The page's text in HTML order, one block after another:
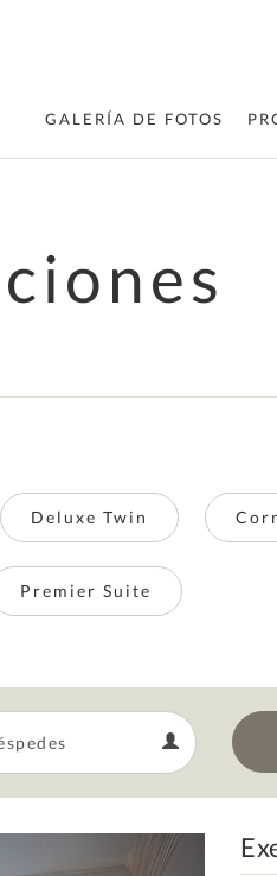
GALERÍA DE FOTOS
Deluxe Twin
Premier Suite
Next